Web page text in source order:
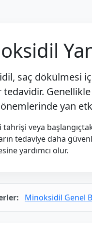
saç dökülmesi
tedavidir.
yan
tahrişi veya
tedaviye daha
yardımcı olur.
Minoksidil Genel